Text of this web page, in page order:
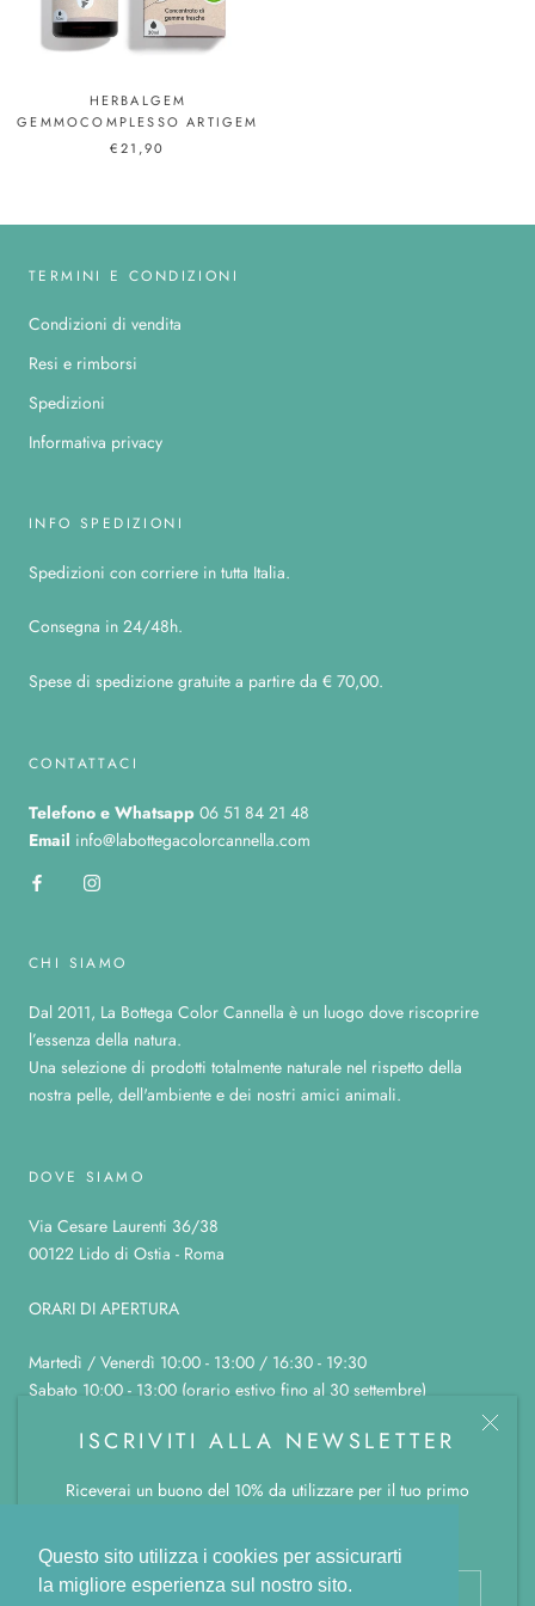
Questo sito utilizza i cookies per assicurarti
la migliore esperienza sul nostro sito.
ISCRIVITI ALLA NEWSLETTER
Riceverai un buono del 10% da utilizzare per il tuo primo
HERBALGEM
GEMMOCOMPLESSO ARTIGEM
€21,90
TERMINI E CONDIZIONI
Condizioni di vendita
Resi e rimborsi
Spedizioni
Informativa privacy
INFO SPEDIZIONI
Spedizioni con corriere in tutta Italia.
Consegna in 24/48h.
Spese di spedizione gratuite a partire da € 70,00.
CONTATTACI
Telefono e Whatsapp 06 51 84 21 48
Email info@labottegacolorcannella.com
CHI SIAMO
Dal 2011, La Bottega Color Cannella è un luogo dove riscoprire
l’essenza della natura.
Una selezione di prodotti totalmente naturale nel rispetto della
nostra pelle, dell'ambiente e dei nostri amici animali.
DOVE SIAMO
Via Cesare Laurenti 36/38
00122 Lido di Ostia - Roma
ORARI DI APERTURA
Martedì / Venerdì 10:00 - 13:00 / 16:30 - 19:30
Sabato 10:00 - 13:00 (orario estivo fino al 30 settembre)
Powered by Shopify